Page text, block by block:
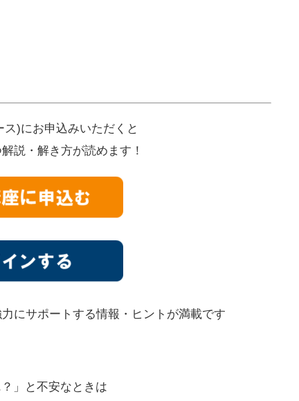
)にお申込みいただくと
説・解き方が読めます！
にサポートする情報・ヒントが満載です
？」と不安なときは